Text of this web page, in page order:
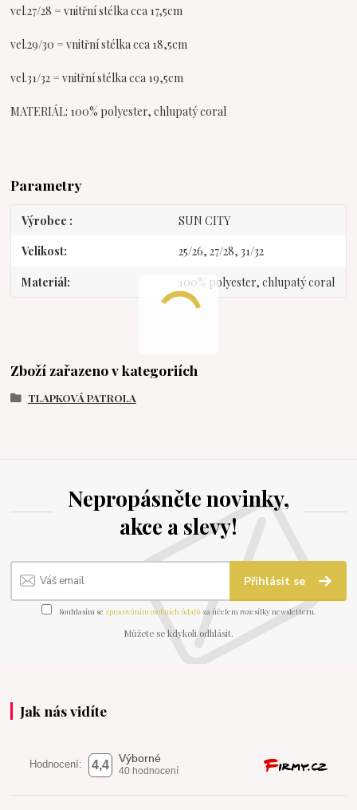
vel.27/28 = vnitřní stélka cca 17,5cm
vel.29/30 = vnitřní stélka cca 18,5cm
vel.31/32 = vnitřní stélka cca 19,5cm
MATERIÁL: 100% polyester, chlupatý coral
Parametry
Výrobce SUN CITY
Velikost 25/26, 27/28, 31/32
Materiál 100% polyester, chlupatý coral
Zboží zařazeno v kategoriích
TLAPKOVÁ PATROLA
Nepropásněte novinky,
akce a slevy!
Přihlásit se
Souhlasím se zpracováním osobních údajů za účelem rozesílky newsletteru.
Můžete se kdykoli odhlásit.
Jak nás vidíte